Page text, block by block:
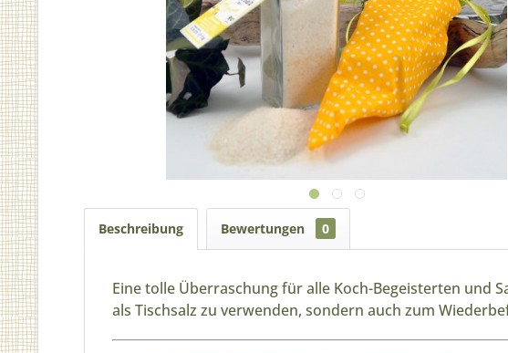
Beschreibung Bewertungen 0
Eine tolle Überraschung für alle Koch-Begeisterten und
als Tischsalz zu verwenden, sondern auch zum